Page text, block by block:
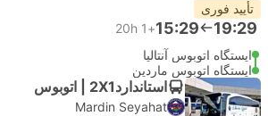
تأیید فوری
19:29
15:29
+1
20h
ایستگاه اتوبوس آنتالیا
ایستگاه اتوبوس ماردین
استاندارد2X1 | اتوبوس
Mardin Seyahat